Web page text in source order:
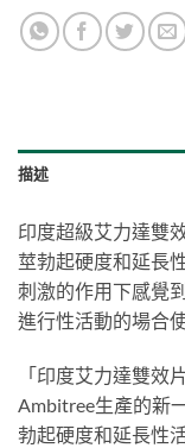
描述
印度超級艾力達雙
莖勃起硬度和延長
刺激的作用下感覺
進行性活動的場合
「印度艾力達雙效
Ambitree生產的新
勃起硬度和延長性